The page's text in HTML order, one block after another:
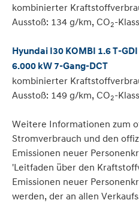
kombinierter
Ausstoß: 134 g/km, CO2-
Hyundai I30 KOMBI 1.6 T-
6.000 kW 7-Gang-DCT
kombinierter
Ausstoß: 149 g/km, CO2-
Weitere Informationen zum
Stromverbrauch und den
Emissionen neuer
'Leitfaden über den
Emissionen neuer
werden, der an allen